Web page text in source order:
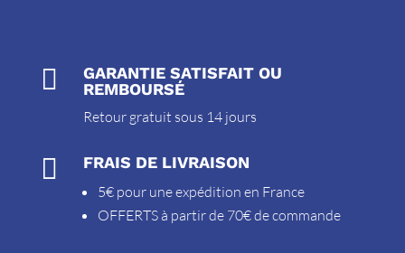

GARANTIE SATISFAIT OU
REMBOURSÉ
Retour gratuit sous 14 jours
 FRAIS DE LIVRAISON
5€ pour une expédition en France
OFFERTS à partir de 70€ de commande